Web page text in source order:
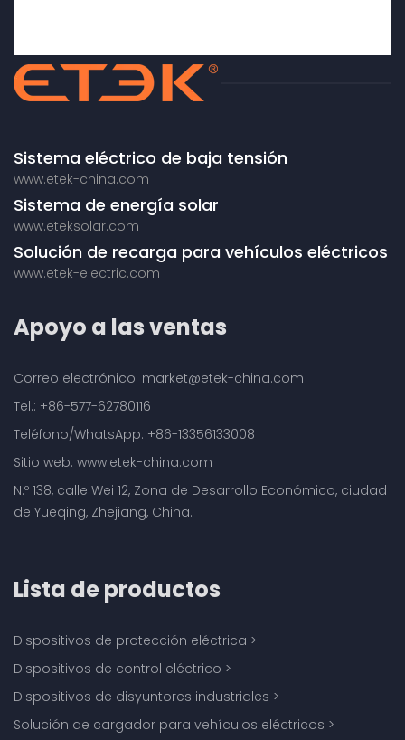
Sistema eléctrico de baja tensión
www.etek-china.com
Sistema de energía solar
www.eteksolar.com
Solución de recarga para vehículos eléctricos
www.etek-electric.com
Apoyo a las ventas
Correo electrónico: market@etek-china.com
Tel.: +86-577-62780116
Teléfono/WhatsApp: +86-13356133008
Sitio web: www.etek-china.com
N.º 138, calle Wei 12, Zona de Desarrollo Económico, ciudad
de Yueqing, Zhejiang, China.
Lista de productos
Dispositivos de protección eléctrica >
Dispositivos de control eléctrico >
Dispositivos de disyuntores industriales >
Solución de cargador para vehículos eléctricos >